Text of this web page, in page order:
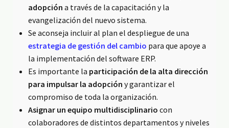
adopción a través de la capacitación y la
evangelización del nuevo sistema.
Se aconseja incluir al plan el despliegue de una
estrategia de gestión del cambio para que apoye a
la implementación del software ERP.
Es importante la participación de la alta dirección
para impulsar la adopción y garantizar el
compromiso de toda la organización.
Asignar un equipo multidisciplinario con
colaboradores de distintos departamentos y niveles